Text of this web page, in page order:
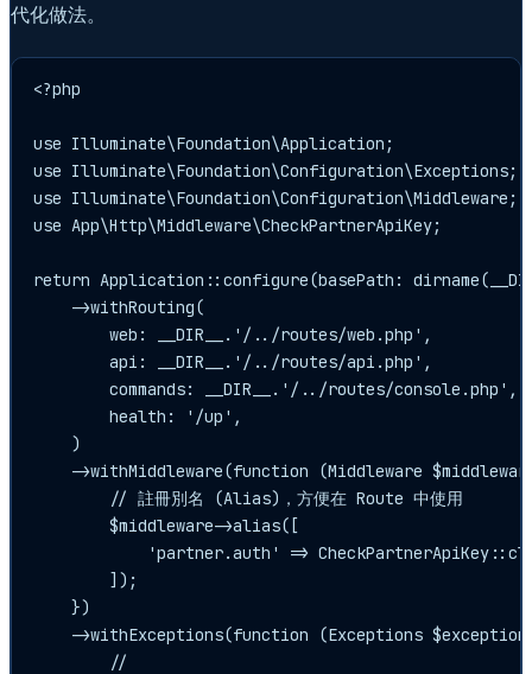
代化做法。
<?php
use Illuminate\Foundation\Application;
use Illuminate\Foundation\Configuration\Exceptions;
use Illuminate\Foundation\Configuration\Middleware;
use App\Http\Middleware\CheckPartnerApiKey;
return Application::configure(basePath:
    ->withRouting(
        web: __DIR__.'/../routes/web.php',
        api: __DIR__.'/../routes/api.php',
        commands: __DIR__.'/../routes/console.php',
        health: '/up',
    )
->withMiddleware(function (Middleware
        // 註冊別名 (Alias)，方便在 Route 中使用
        $middleware->alias([
'partner.auth' =>
        ]);
    })
->withExceptions(function (Exceptions
        //